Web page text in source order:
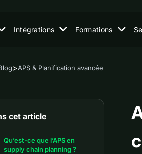
Intégrations Formations
>APS & Planification avancée
cet article
Qu’est-ce que l’APS en
supply chain planning ?